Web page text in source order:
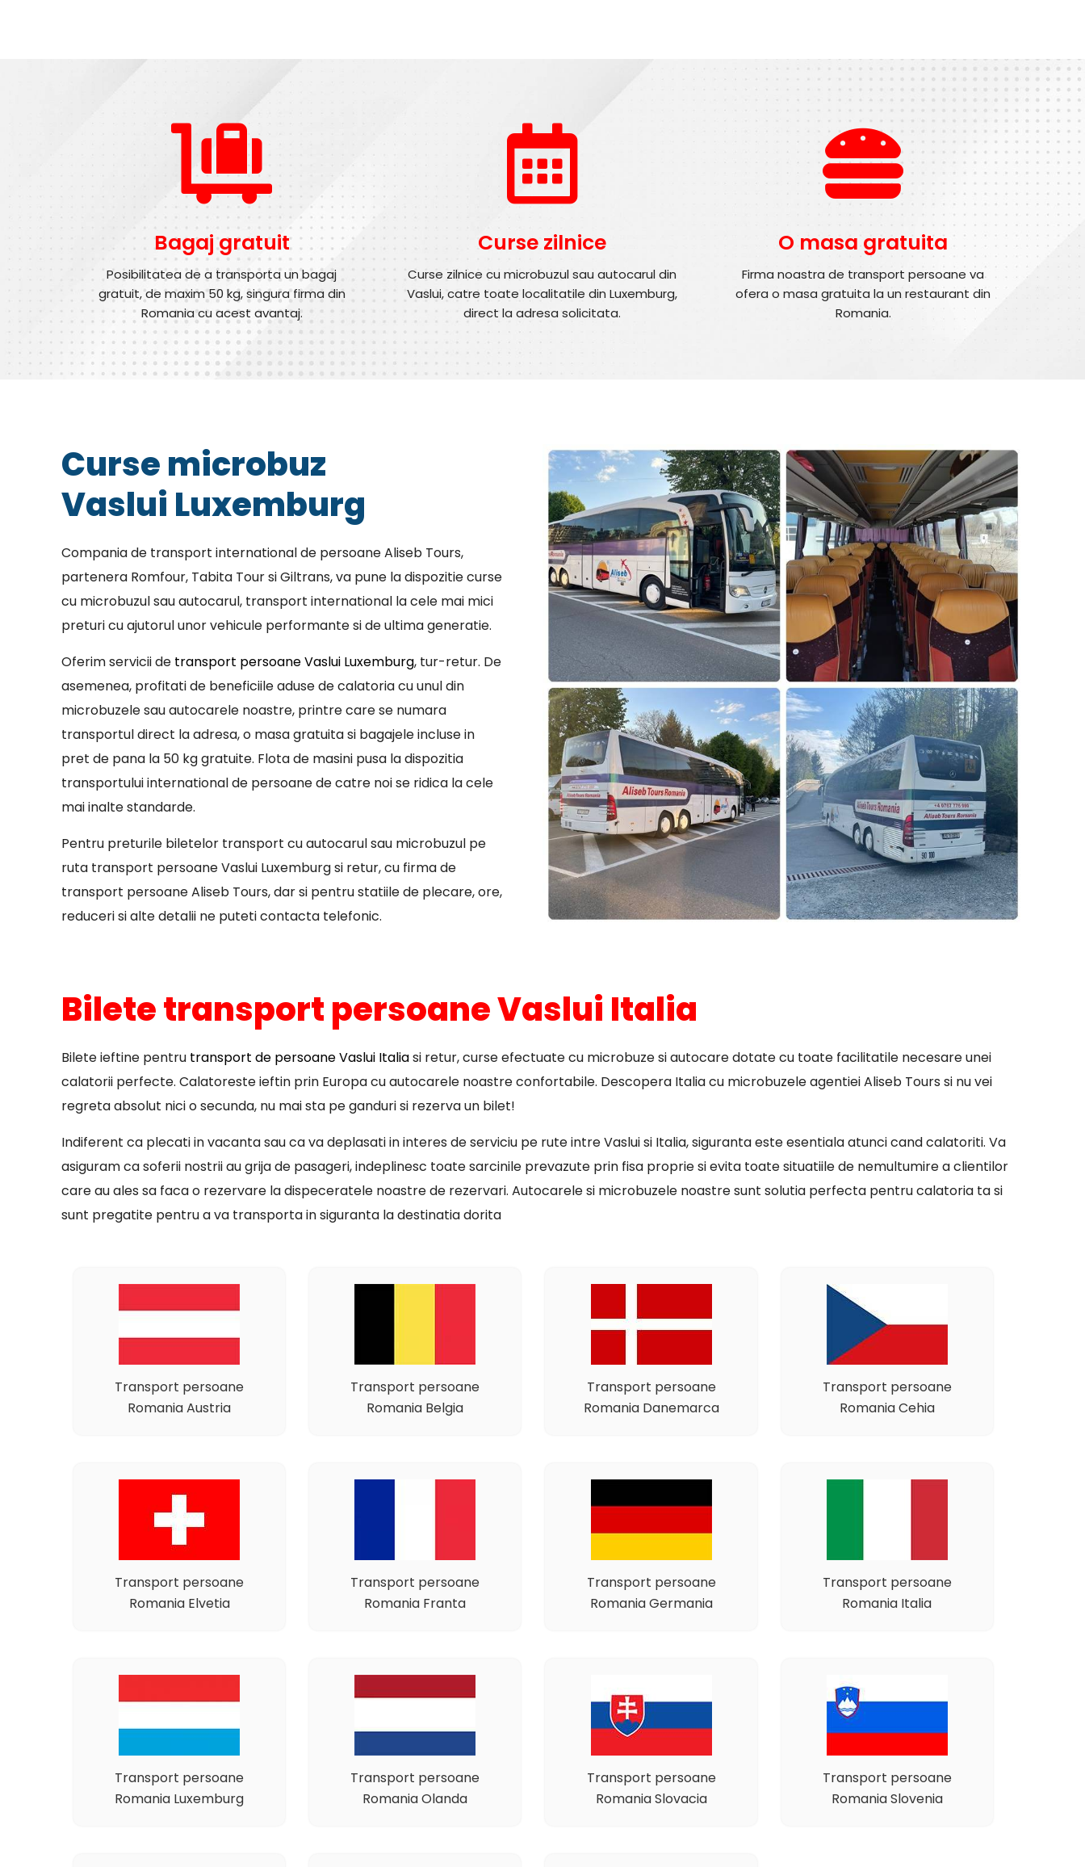
Bagaj gratuit
Posibilitatea de a transporta un bagaj
gratuit, de maxim 50 kg, singura firma din
Romania cu acest avantaj.
Curse zilnice
Curse zilnice cu microbuzul sau autocarul din
Vaslui, catre toate localitatile din Luxemburg,
direct la adresa solicitata.
O masa gratuita
Firma noastra de transport persoane va
ofera o masa gratuita la un restaurant din
Romania.
Curse microbuz
Vaslui Luxemburg
Compania de transport international de persoane Aliseb Tours,
partenera Romfour, Tabita Tour si Giltrans, va pune la dispozitie curse
cu microbuzul sau autocarul, transport international la cele mai mici
preturi cu ajutorul unor vehicule performante si de ultima generatie.
Oferim servicii de transport persoane Vaslui Luxemburg, tur-retur. De
asemenea, profitati de beneficiile aduse de calatoria cu unul din
microbuzele sau autocarele noastre, printre care se numara
transportul direct la adresa, o masa gratuita si bagajele incluse in
pret de pana la 50 kg gratuite. Flota de masini pusa la dispozitia
transportului international de persoane de catre noi se ridica la cele
mai inalte standarde.
Pentru preturile biletelor transport cu autocarul sau microbuzul pe
ruta transport persoane Vaslui Luxemburg si retur, cu firma de
transport persoane Aliseb Tours, dar si pentru statiile de plecare, ore,
reduceri si alte detalii ne puteti contacta telefonic.
Bilete transport persoane Vaslui Italia
Bilete ieftine pentru transport de persoane Vaslui Italiasi retur, curse efectuate cu microbuze si autocare dotate cu toate facilitatile necesare unei
calatorii perfecte. Calatoreste ieftin prin Europa cu autocarele noastre confortabile. Descopera Italia cu microbuzele agentiei Aliseb Tours si nu vei
regreta absolut nici o secunda, nu mai sta pe ganduri si rezerva un bilet!
Indiferent ca plecati in vacanta sau ca va deplasati in interes de serviciu pe rute intre Vaslui si Italia, siguranta este esentiala atunci cand calatoriti. Va
asiguram ca soferii nostrii au grija de pasageri, indeplinesc toate sarcinile prevazute prin fisa proprie si evita toate situatiile de nemultumire a clientilor
care au ales sa faca o rezervare la dispeceratele noastre de rezervari. Autocarele si microbuzele noastre sunt solutia perfecta pentru calatoria ta si
sunt pregatite pentru a va transporta in siguranta la destinatia dorita
Transport persoane
Romania Austria
Transport persoane
Romania Belgia
Transport persoane
Romania Danemarca
Transport persoane
Romania Cehia
Transport persoane
Romania Elvetia
Transport persoane
Romania Franta
Transport persoane
Romania Germania
Transport persoane
Romania Italia
Transport persoane
Romania Luxemburg
Transport persoane
Romania Olanda
Transport persoane
Romania Slovacia
Transport persoane
Romania Slovenia